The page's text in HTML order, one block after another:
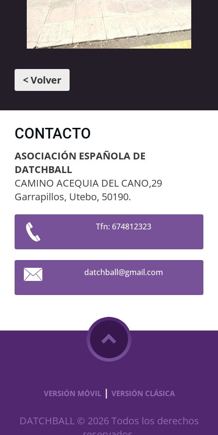
< Volver
CONTACTO
ASOCIACIÓN ESPAÑOLA DE
DATCHBALL
CAMINO ACEQUIA DEL CANO,29
Garrapillos, Utebo, 50190.
Tfn: 674812323
datchball@gmail.com
VERSIÓN MÓVIL | VERSIÓN CLÁSICA
DATCHBALL © 2026 Todos los derechos